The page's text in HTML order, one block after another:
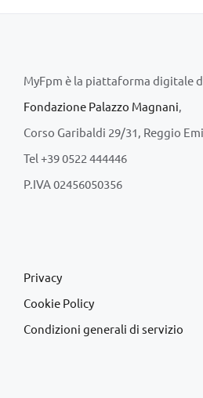
MyFpm è la piattaforma digitale
Fondazione Palazzo Magnani,
Corso Garibaldi 29/31, Reggio
Tel +39 0522 444446
P.IVA 02456050356
Privacy
Cookie Policy
Condizioni generali di servizio